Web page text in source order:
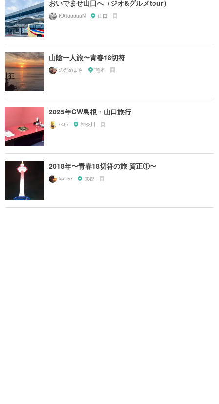
おいでませ山口へ（ジオ&グルメtour）
KATuuuuuN 山口
山陰一人旅〜青春18切符
のだめまさ 熊本
2025年GW島根・山口旅行
ぺい 神奈川
2018年〜青春18切符の旅 賀正①〜
kattze 京都